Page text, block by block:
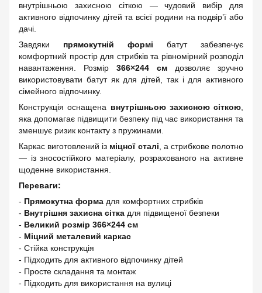
внутрішньою захисною сіткою — чудовий вибір для
активного відпочинку дітей та всієї родини на подвір’ї або
дачі.
Завдяки прямокутній формі батут забезпечує
комфортний простір для стрибків та рівномірний розподіл
навантаження. Розмір 366×244 см дозволяє зручно
використовувати батут як для дітей, так і для активного
сімейного відпочинку.
Конструкція оснащена внутрішньою захисною сіткою
яка допомагає підвищити безпеку під час використання та
зменшує ризик контакту з пружинами.
Каркас виготовлений із міцної сталі , а стрибкове полотно
— із зносостійкого матеріалу, розрахованого на активне
щоденне використання.
Переваги:
- Прямокутна форма для комфортних стрибків
- Внутрішня захисна сітка для підвищеної безпеки
- Великий розмір 366×244 см
- Міцний металевий каркас
- Стійка конструкція
- Підходить для активного відпочинку дітей
- Просте складання та монтаж
- Підходить для використання на вулиці